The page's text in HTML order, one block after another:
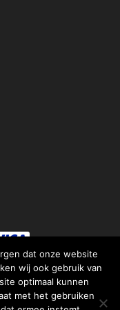
dat onze website
wij ook gebruik van
optimaal kunnen
met het gebruiken